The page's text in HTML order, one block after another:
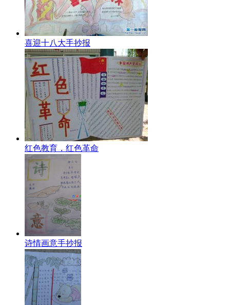
喜迎十八大手抄报
红色教育，红色革命
诗情画意手抄报